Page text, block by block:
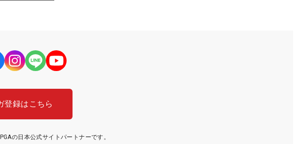
登録はこちら
の日本公式サイトパートナーです。